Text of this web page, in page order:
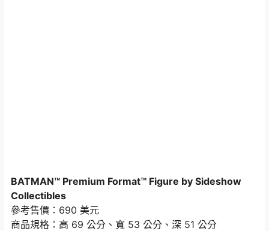
BATMAN™ Premium Format™ Figure by Sideshow
Collectibles
參考售價：690 美元
商品規格：高 69 公分、寬 53 公分、深 51 公分